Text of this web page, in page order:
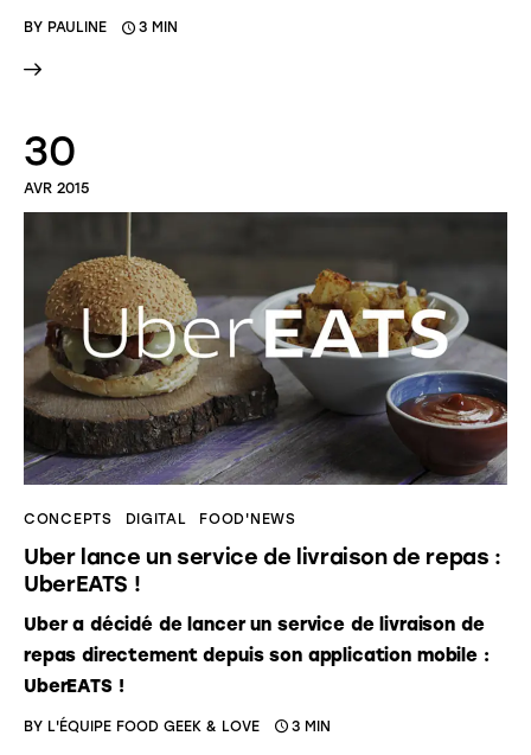
BY PAULINE 3 MIN
30
AVR 2015
CONCEPTS DIGITAL FOOD'NEWS
Uber lance un service de livraison de repas :
UberEATS !
Uber a décidé de lancer un service de livraison de
repas directement depuis son application mobile :
UberEATS !
BY L'ÉQUIPE FOOD GEEK & LOVE 3 MIN